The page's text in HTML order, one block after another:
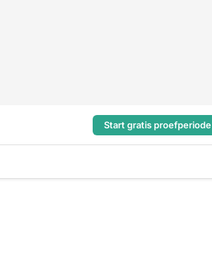
Start gratis proefperiode